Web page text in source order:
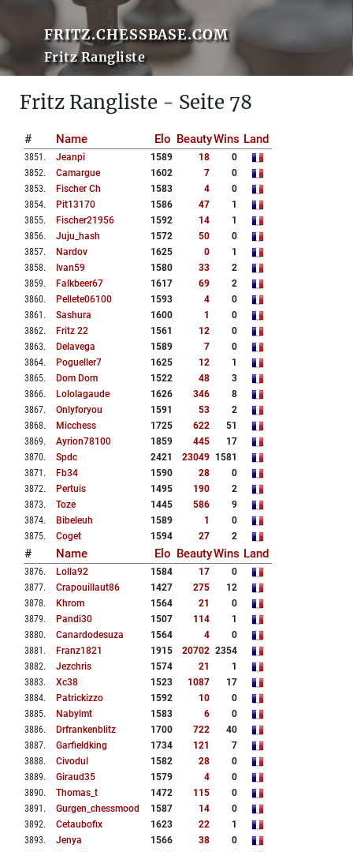
FRITZ.CHESSBASE.COM
Fritz Rangliste
Fritz Rangliste - Seite 78
# Name Elo BeautyWins Land
3851 . Jeanpi 1589 18
0
3852. Camargue 1602 7
0
3853. Fischer Ch 1583 4
0
3854. Pit13170 1586 47
1
3855. Fischer21956 1592 14
1
3856. Juju_hash 1572 50
0
3857. Nardov 1625 0
1
3858. Ivan59 1580 33
2
3859. Falkbeer67 1617 69
2
3860. Pellete06100 1593 4
0
3861 . Sashura 1600 1
0
3862. Fritz 22 1561 12
0
3863. Delavega 1589 7
0
3864. Pogueller7 1625 12
1
3865. Dom Dom 1522 48
3
3866. Lololagaude 1626 346
8
3867. Onlyforyou 1591 53
2
3868. Micchess 1725 622
51
3869. Ayrion78100 1859 445
17
3870. Spdc 2421 23049 1581
3871 . Fb34 1590 28
0
3872. Pertuis 1495 190
2
3873. Toze 1445 586
9
3874. Bibeleuh 1589 1
0
3875. Coget 1594 27 2
# Name Elo BeautyWins Land
3876. Lolla92 1584 17
0
3877. Crapouillaut86 1427 275
12
3878. Khrom 1564 21
0
3879. Pandi30 1507 114
1
3880. Canardodesuza 1564 4
0
3881 . Franz1821 1915 20702 2354
3882. Jezchris 1574 21
1
3883. Xc38 1523 1087
17
3884. Patrickizzo 1592 10
0
3885. Nabylmt 1583 6
0
3886. Drfrankenblitz 1700 722
40
3887. Garfieldking 1734 121
7
3888. Civodul 1582 28
0
3889. Giraud35 1579 4
0
3890. Thomas_t 1472 115
0
3891 . Gurgen_chessmood 1587 14
0
3892. Cetaubofix 1623 22
1
3893. Jenya 1566 38
0